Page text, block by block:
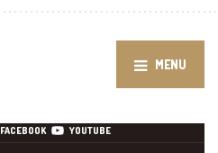
MENU
FACEBOOK YOUTUBE